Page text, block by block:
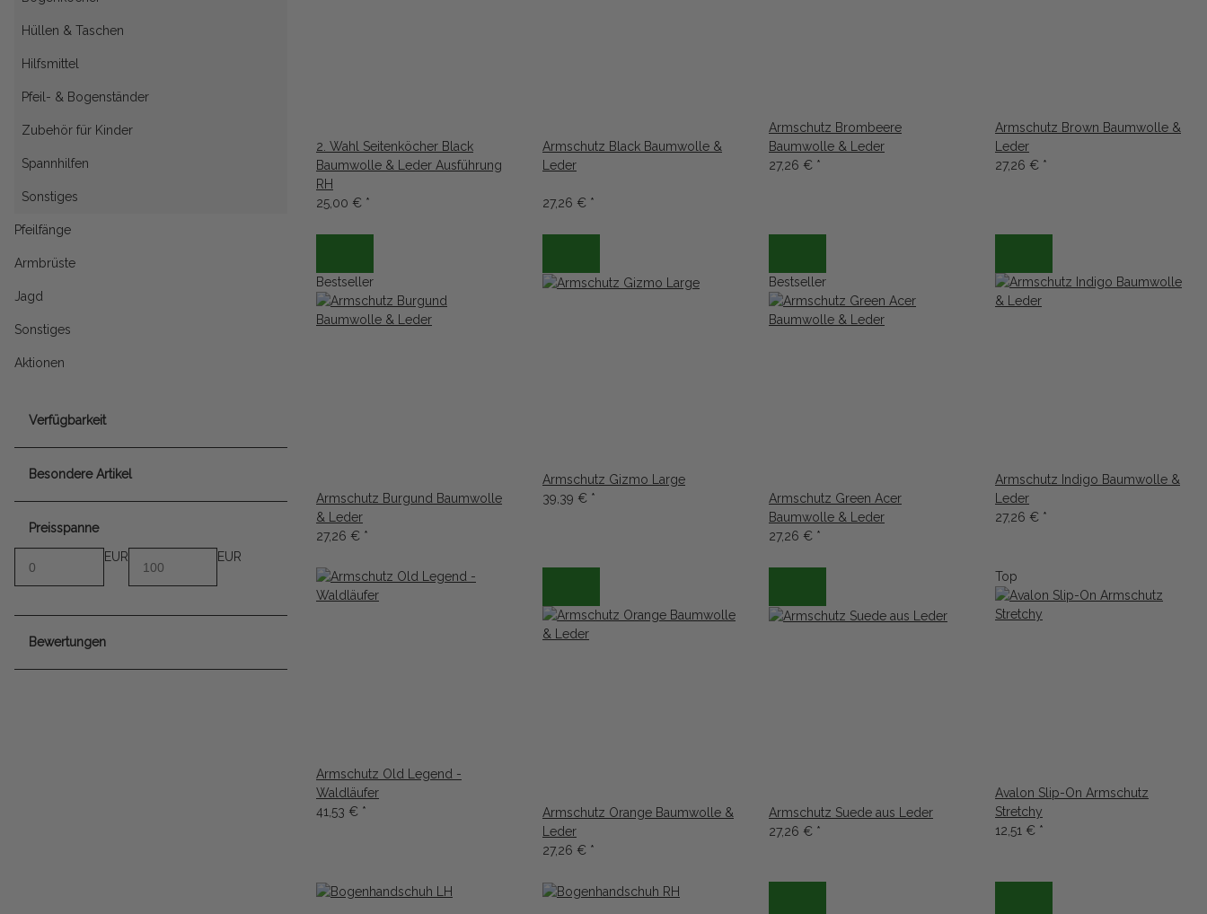
2. Wahl Seitenköcher Black
Baumwolle & Leder Ausführung
RH
25,00 € *
Armschutz Black Baumwolle &
Leder
27,26 € *
Armschutz Brombeere
Baumwolle & Leder
27,26 € *
Armschutz Brown Baumwolle &
Leder
27,26 € *
Bestseller
Armschutz Burgund Baumwolle
& Leder
27,26 € *
Armschutz Gizmo Large
39,39 € *
Bestseller
Armschutz Green Acer
Baumwolle & Leder
27,26 € *
Armschutz Indigo Baumwolle &
Leder
27,26 € *
Armschutz Old Legend -
Waldläufer
41,53 € *
Armschutz Orange Baumwolle &
Leder
27,26 € *
Armschutz Suede aus Leder
27,26 € *
Top
Avalon Slip-On Armschutz
Stretchy
12,51 € *
Hüllen & Taschen
Hilfsmittel
Pfeil- & Bogenständer
Zubehör für Kinder
Spannhilfen
Sonstiges
Pfeilfänge
Armbrüste
Jagd
Sonstiges
Aktionen
Verfügbarkeit
Besondere Artikel
Preisspanne
EUR
EUR
Bewertungen